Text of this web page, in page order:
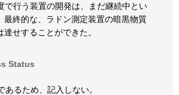
で行う装置の開発は、まだ継続中とい
最終的な、ラドン測定装置の暗黒物質
せすることができた。
Status
あるため、記入しない。